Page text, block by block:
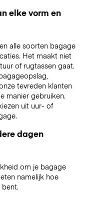
elke vorm en
alle soorten bagage
Het maakt niet
of rugtassen gaat.
tevreden klanten
manier gebruiken.
uit uur- of
dagen
om je bagage
namelijk hoe
bent.